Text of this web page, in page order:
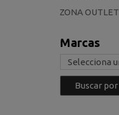
ZONA OUTLET
Marcas